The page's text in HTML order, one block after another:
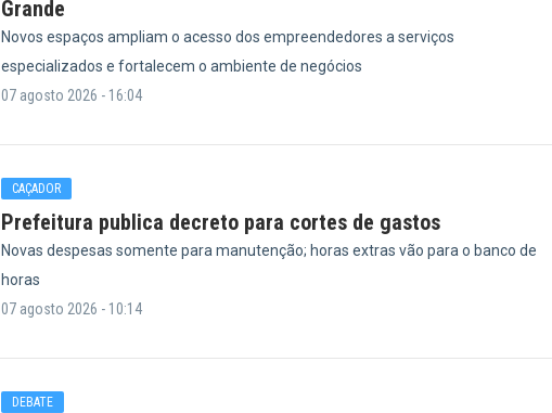
Grande
Novos espaços ampliam o acesso dos empreendedores a serviços
especializados e fortalecem o ambiente de negócios
07 agosto 2026 - 16:04
CAÇADOR
Prefeitura publica decreto para cortes de gastos
Novas despesas somente para manutenção; horas extras vão para o banco de
horas
07 agosto 2026 - 10:14
DEBATE